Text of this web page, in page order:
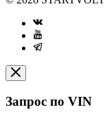
Запрос по VIN